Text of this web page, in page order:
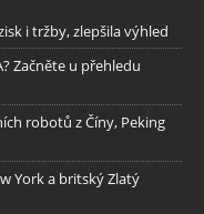
i tržby, zlepšila výhled
Začněte u přehledu
robotů z Číny, Peking
York a britský Zlatý